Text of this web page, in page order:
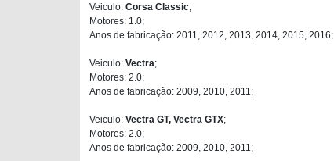
Veiculo: Corsa Classic;
Motores: 1.0;
Anos de fabricação: 2011, 2012, 2013, 2014, 2015, 2016;
Veiculo: Vectra;
Motores: 2.0;
Anos de fabricação: 2009, 2010, 2011;
Veiculo: Vectra GT, Vectra GTX;
Motores: 2.0;
Anos de fabricação: 2009, 2010, 2011;